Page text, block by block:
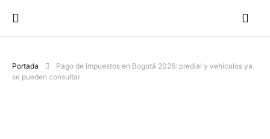
Portada
Pago de impuestos en Bogotá 2026: predial y vehículos ya
se pueden consultar